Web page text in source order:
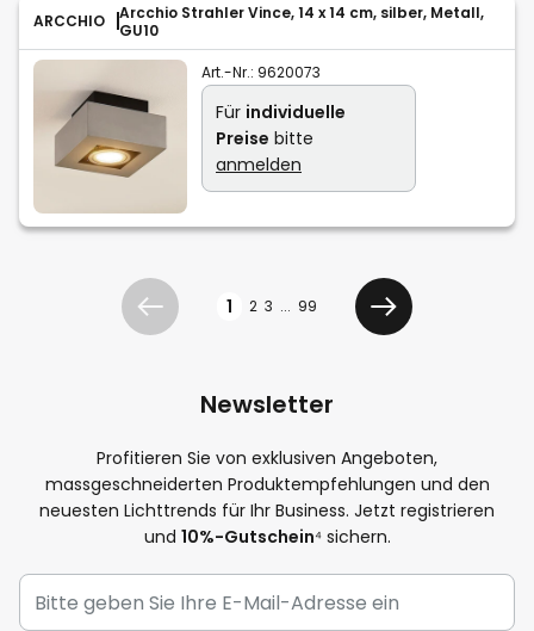
ARCCHIO
Arcchio Strahler Vince, 14 x 14 cm, silber, Metall,
GU10
Art.-Nr.: 9620073
Für individuelle
Preise bitte
anmelden
Zurück 1 2 3 ... 99
Weiter
Newsletter
Profitieren Sie von exklusiven Angeboten,
massgeschneiderten Produktempfehlungen und den
neuesten Lichttrends für Ihr Business. Jetzt registrieren
und 10%-Gutschein⁴ sichern.